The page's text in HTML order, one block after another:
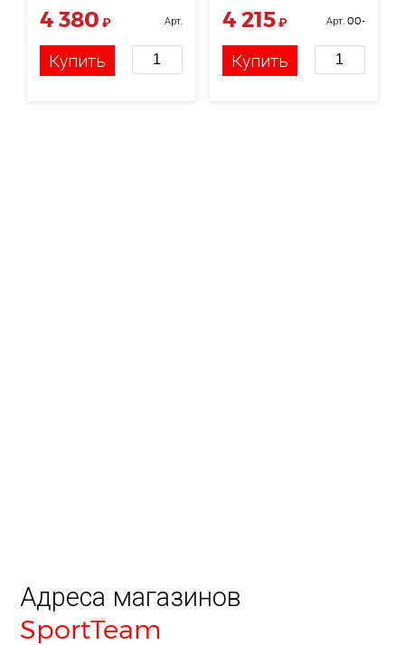
4 380 ₽
Арт.
Купить
4 215₽
Арт. 00-
Купить
Адреса магазинов
SportTeam